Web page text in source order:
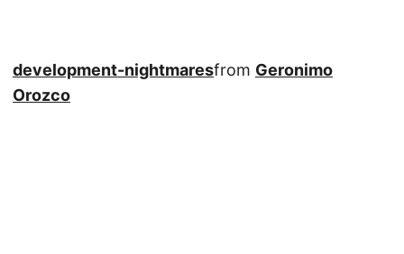
development-nightmaresfrom Geronimo
Orozco